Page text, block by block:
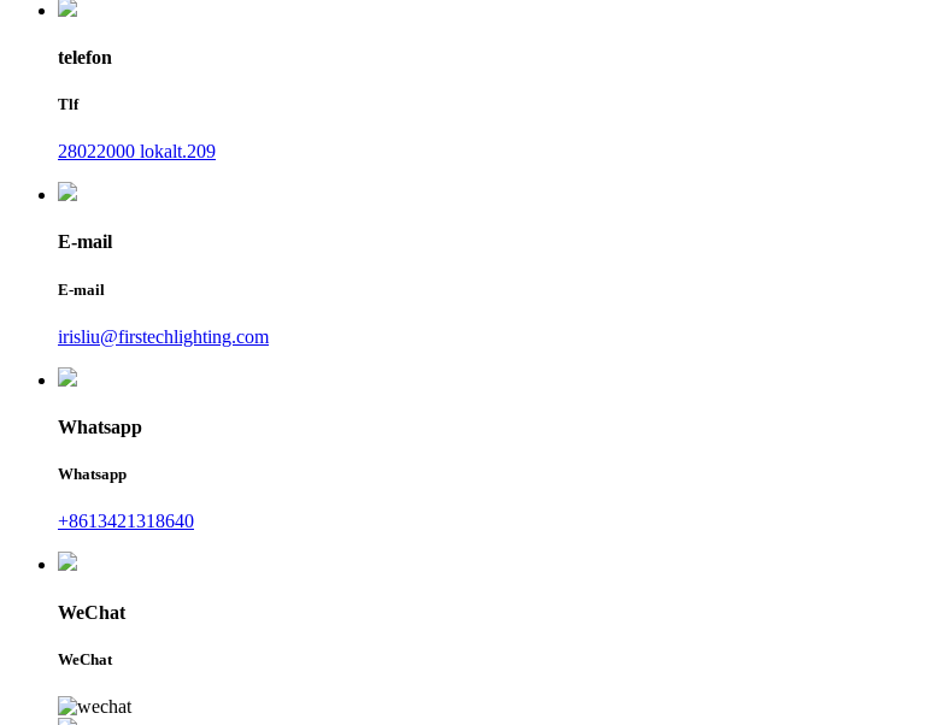
telefon
Tlf
28022000 lokalt.209
E-mail
E-mail
irisliu@firstechlighting.com
Whatsapp
Whatsapp
+8613421318640
WeChat
WeChat